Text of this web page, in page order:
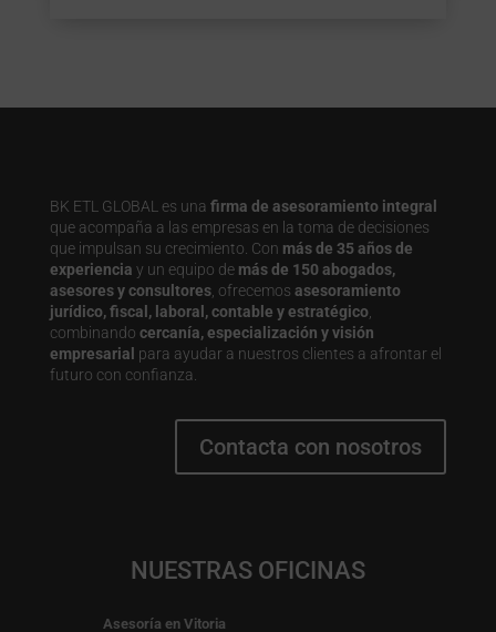
BK ETL GLOBAL es una firma de asesoramiento integral
que acompaña a las empresas en la toma de decisiones
que impulsan su crecimiento. Con más de 35 años de
experiencia y un equipo de más de 150 abogados,
asesores y consultores, ofrecemos asesoramiento
jurídico, fiscal, laboral, contable y estratégico
combinando cercanía, especialización y visión
empresarial para ayudar a nuestros clientes a afrontar el
futuro con confianza.
Contacta con nosotros
NUESTRAS OFICINAS
Asesoría en Vitoria